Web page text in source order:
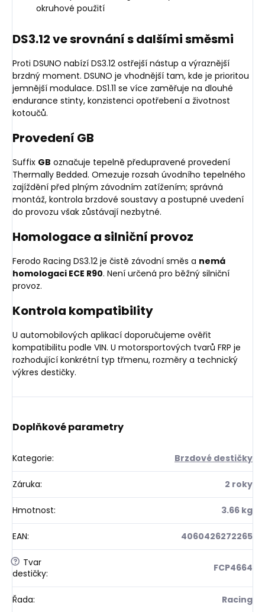
okruhové použití
DS3.12 ve srovnání s dalšími směsmi
Proti DSUNO nabízí DS3.12 ostřejší nástup a výraznější
brzdný moment. DSUNO je vhodnější tam, kde je prioritou
jemnější modulace. DS1.11 se více zaměřuje na dlouhé
endurance stinty, konzistenci opotřebení a životnost
kotoučů.
Provedení GB
Suffix GB označuje tepelně předupravené provedení
Thermally Bedded. Omezuje rozsah úvodního tepelného
zajíždění před plným závodním zatížením; správná
montáž, kontrola brzdové soustavy a postupné uvedení
do provozu však zůstávají nezbytné.
Homologace a silniční provoz
Ferodo Racing DS3.12 je čistě závodní směs a nemá
homologaci ECE R90. Není určená pro běžný silniční
provoz.
Kontrola kompatibility
U automobilových aplikací doporučujeme ověřit
kompatibilitu podle VIN. U motorsportových tvarů FRP je
rozhodující konkrétní typ třmenu, rozměry a technický
výkres destičky.
Doplňkové parametry
Kategorie: Brzdové destičky
Záruka: 2 roky
Hmotnost: 3.66 kg
EAN: 4060426272265
? Tvar
destičky: FCP4664
Řada: Racing